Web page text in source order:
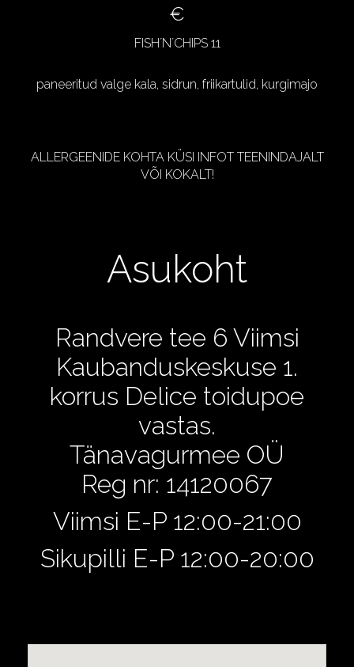
€
FISH´N´CHIPS 11
paneeritud valge kala, sidrun, friikartulid, kurgimajo
ALLERGEENIDE KOHTA KÜSI INFOT TEENINDAJALT
VÕI KOKALT!
Asukoht
Randvere tee 6 Viimsi
Kaubanduskeskuse 1.
korrus Delice toidupoe
vastas.
Tänavagurmee OÜ
Reg nr: 14120067
Viimsi E-P 12:00-21:00
Sikupilli E-P 12:00-20:00